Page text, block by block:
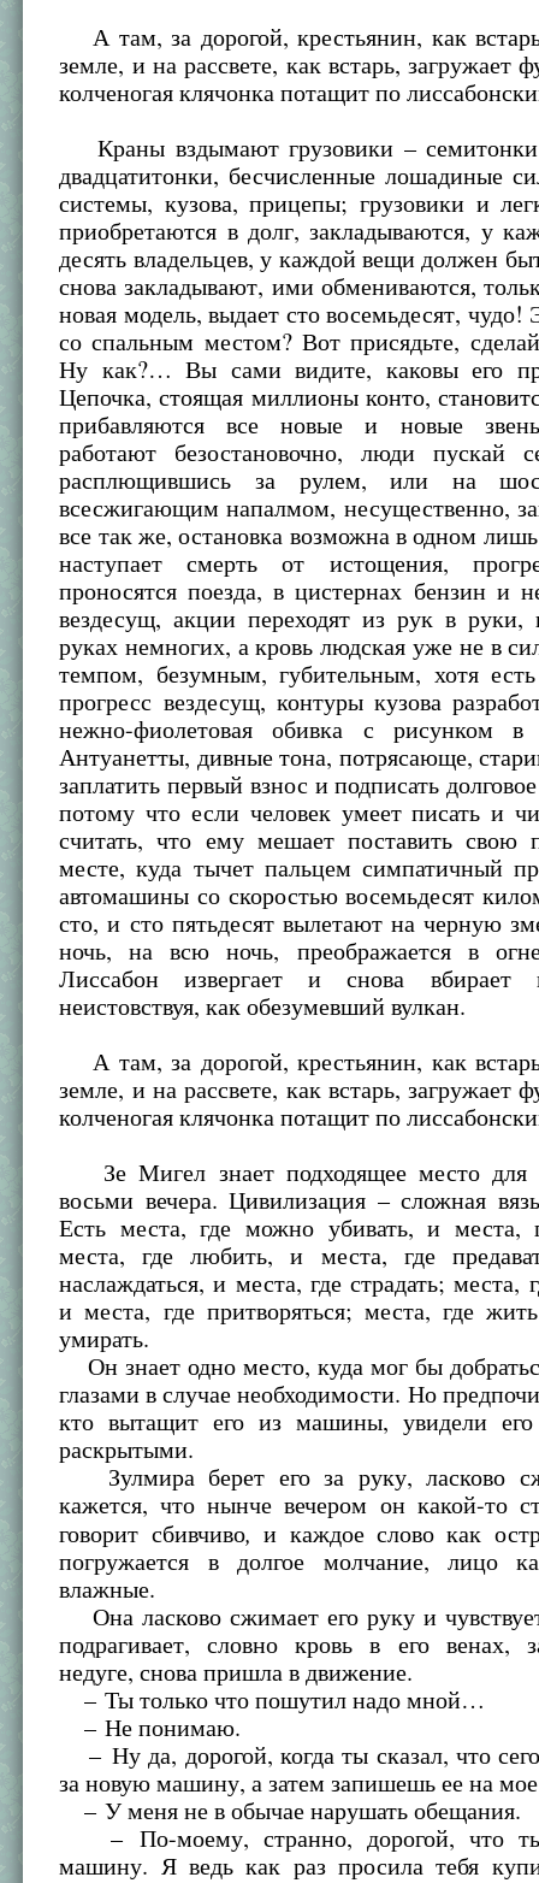
А там, за дорогой, крестьянин, как
земле, и на рассвете, как встарь, загружает
колченогая клячонка потащит по
Краны вздымают грузовики –
двадцатитонки, бесчисленные лошадиные
системы, кузова, прицепы; грузовики и
приобретаются в долг, закладываются, у
десять владельцев, у каждой вещи должен
снова закладывают, ими обмениваются,
новая модель, выдает сто восемьдесят, чудо!
со спальным местом? Вот присядьте,
Ну как?… Вы сами видите, каковы его
Цепочка, стоящая миллионы конто,
прибавляются все новые и новые
работают безостановочно, люди пускай
расплющившись за рулем, или на
всесжигающим напалмом, несущественно,
все так же, остановка возможна в одном лишь
наступает смерть от истощения,
проносятся поезда, в цистернах бензин и
вездесущ, акции переходят из рук в руки,
руках немногих, а кровь людская уже не в
темпом, безумным, губительным, хотя
прогресс вездесущ, контуры кузова
нежно-фиолетовая обивка с рисунком
Антуанетты, дивные тона, потрясающе,
заплатить первый взнос и подписать долговое
потому что если человек умеет писать и
считать, что ему мешает поставить свою
месте, куда тычет пальцем симпатичный
автомашины со скоростью восемьдесят
сто, и сто пятьдесят вылетают на черную
ночь, на всю ночь, преображается в
Лиссабон извергает и снова
неистовствуя, как обезумевший вулкан.
А там, за дорогой, крестьянин, как
земле, и на рассвете, как встарь, загружает
колченогая клячонка потащит по
Зе Мигел знает подходящее место для
восьми вечера. Цивилизация – сложная
Есть места, где можно убивать, и места,
места, где любить, и места, где
наслаждаться, и места, где страдать; места,
и места, где притворяться; места, где
умирать.
Он знает одно место, куда мог бы
глазами в случае необходимости. Но
кто вытащит его из машины, увидели его
раскрытыми.
Зулмира берет его за руку, ласково
кажется, что нынче вечером он какой-то
говорит сбивчиво,и каждое слово как
погружается в долгое молчание, лицо
влажные.
Она ласково сжимает его руку и
подрагивает, словно кровь в его венах,
недуге, снова пришла в движение.
– Ты только что пошутил надо мной…
– Не понимаю.
– Ну да, дорогой, когда ты сказал, что
за новую машину, а затем запишешь ее на
– У меня не в обычае нарушать обещания.
– По-моему, странно, дорогой, что
машину. Я ведь как раз просила тебя